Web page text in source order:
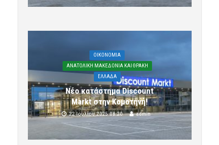
OIKONOMIA
ΑΝΑΤΟΛΙΚΗ ΜΑΚΕΔΟΝΙΑ ΚΑΙ ΘΡΑΚΗ
ΕΛΛΑΔΑ
Νέο κατάστημα Discount
Markt στην Κομοτηνή!
22 Ιουλίου 2025 08:20 admin